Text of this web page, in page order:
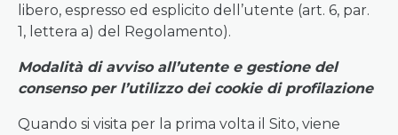
libero, espresso ed esplicito dell’utente (art. 6, par.
1, lettera a) del Regolamento).
Modalità di avviso all’utente e gestione del
consenso per l’utilizzo dei cookie di profilazione
Quando si visita per la prima volta il Sito, viene